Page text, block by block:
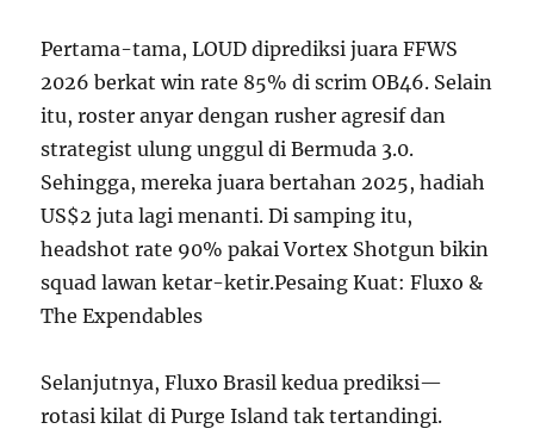
Pertama-tama, LOUD diprediksi juara FFWS
2026 berkat win rate 85% di scrim OB46. Selain
itu, roster anyar dengan rusher agresif dan
strategist ulung unggul di Bermuda 3.0.
Sehingga, mereka juara bertahan 2025, hadiah
US$2 juta lagi menanti. Di samping itu,
headshot rate 90% pakai Vortex Shotgun bikin
squad lawan ketar-ketir.Pesaing Kuat: Fluxo &
The Expendables
Selanjutnya, Fluxo Brasil kedua prediksi—
rotasi kilat di Purge Island tak tertandingi.